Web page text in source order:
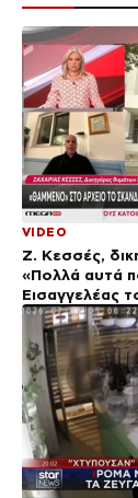
VIDEO
Ζ. Κεσσές,
«Πολλά αυτά
Εισαγγελέας